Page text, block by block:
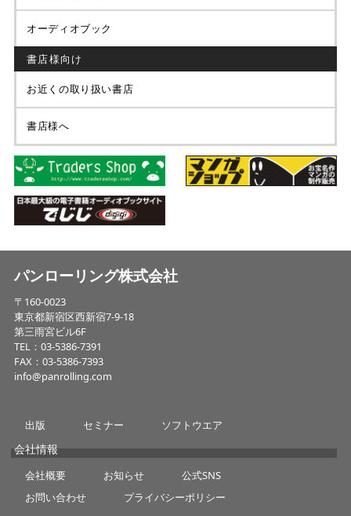
オーディオブック
書店様向け
お近くの取り扱い書店
書店様へ
パンローリング株式会社
〒160-0023
東京都新宿区西新宿7-9-18
第三雨宮ビル6F
TEL：03-5386-7391
FAX：03-5386-7393
info@panrolling.com
出版 セミナー ソフトウエア
会社情報
会社概要 お知らせ
公式SNS
お問い合わせ
プライバシーポリシー